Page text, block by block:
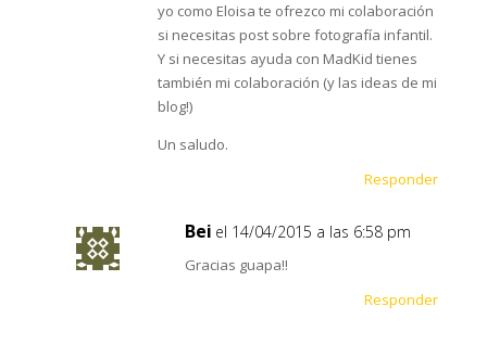
yo como Eloisa te ofrezco mi colaboración
si necesitas post sobre fotografía infantil.
Y si necesitas ayuda con MadKid tienes
también mi colaboración (y las ideas de mi
blog!)
Un saludo.
Responder
Bei el 14/04/2015 a las 6:58 pm
Gracias guapa!!
Responder